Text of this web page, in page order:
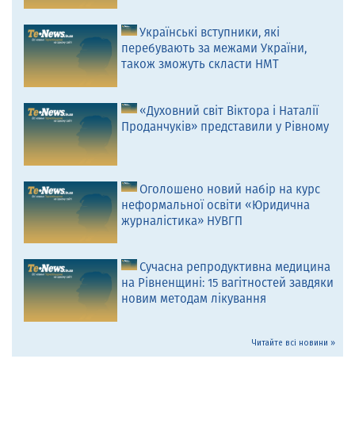
Українські вступники, які
перебувають за межами України,
також зможуть скласти НМТ
«Духовний світ Віктора і Наталії
Проданчуків» представили у Рівному
Оголошено новий набір на курс
неформальної освіти «Юридична
журналістика» НУВГП
Сучасна репродуктивна медицина
на Рівненщині: 15 вагітностей завдяки
новим методам лікування
Читайте всі новини »